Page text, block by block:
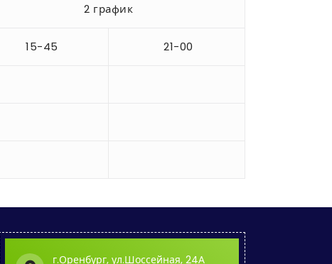
2 график
15-45 21-00
г.Оренбург, ул.Шоссейная, 24А